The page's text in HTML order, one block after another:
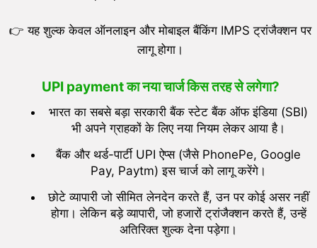
👉 यह शुल्क केवल ऑनलाइन और मोबाइल बैंकिंग IMPS ट्रांजैक्शन पर
लागू होगा।
UPI payment कानया चार्ज किस तरह से लगेगा?
भारत का सबसे बड़ा सरकारी बैंक स्टेट बैंक ऑफ इंडिया (SBI)
भी अपने ग्राहकों के लिए नया नियम लेकर आया है।
बैंक और थर्ड-पार्टी UPI ऐप्स (जैसे PhonePe, Google
Pay, Paytm) इस चार्ज को लागू करेंगे।
छोटे व्यापारी जो सीमित लेनदेन करते हैं, उन पर कोई असर नहीं
होगा। लेकिन बड़े व्यापारी, जो हजारों ट्रांजैक्शन करते हैं, उन्हें
अतिरिक्त शुल्क देना पड़ेगा।